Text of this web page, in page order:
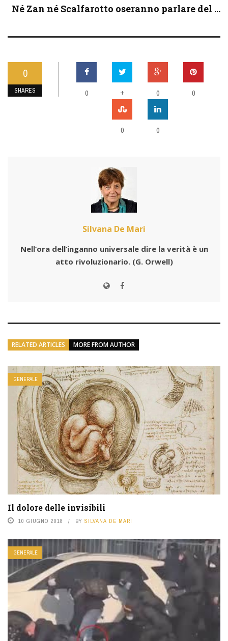
Né Zan né Scalfarotto oseranno parlare del ...
0
SHARES 0 + 0 0
0 0
Silvana De Mari
Nell’ora dell’inganno universale dire la verità è un
atto rivoluzionario. (G. Orwell)
RELATED ARTICLES MORE FROM AUTHOR
GENERALE
Il dolore delle invisibili
10 GIUGNO 2018 BY SILVANA DE MARI
GENERALE